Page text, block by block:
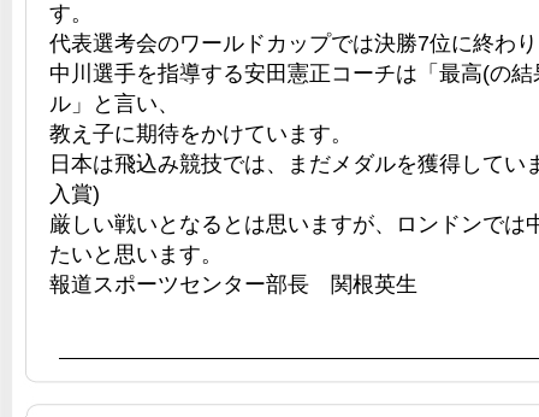
す。
代表選考会のワールドカップでは決勝7位に終わ
中川選手を指導する安田憲正コーチは「最高(の
ル」と言い、
教え子に期待をかけています。
日本は飛込み競技では、まだメダルを獲得してい
入賞)
厳しい戦いとなるとは思いますが、ロンドンでは
たいと思います。
報道スポーツセンター部長 関根英生